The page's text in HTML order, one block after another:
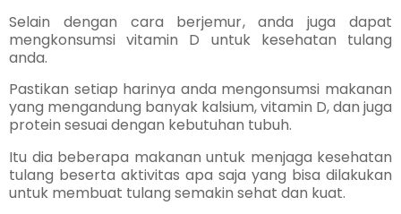
Selain dengan cara berjemur, anda juga dapat
mengkonsumsi vitamin D untuk kesehatan tulang
anda.
Pastikan setiap harinya anda mengonsumsi makanan
yang mengandung banyak kalsium, vitamin D, dan juga
protein sesuai dengan kebutuhan tubuh.
Itu dia beberapa makanan untuk menjaga kesehatan
tulang beserta aktivitas apa saja yang bisa dilakukan
untuk membuat tulang semakin sehat dan kuat.